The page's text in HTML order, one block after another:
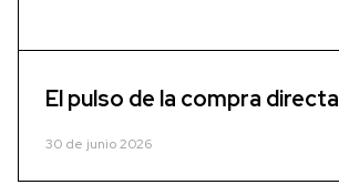
El pulso de la compra directa
30 de junio 2026